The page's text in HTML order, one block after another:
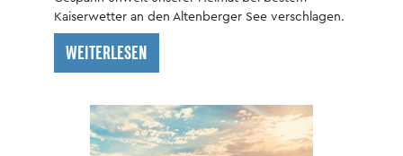
Kaiserwetter an den Altenberger See verschlagen.
WEITERLESEN